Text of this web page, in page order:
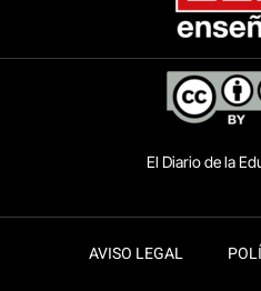
El Diario de la
AVISO LEGAL